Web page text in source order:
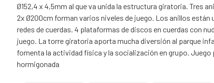
Ø152,4 x 4,5mm al que va unida la estructura giratoria. Tres
2x Ø200cm forman varios niveles de juego. Los anillos están
redes de cuerdas. 4 plataformas de discos en cuerdas con
juego. La torre giratoria aporta mucha diversión al parque
fomenta la actividad física y la socialización en grupo. Juego
hormigonada